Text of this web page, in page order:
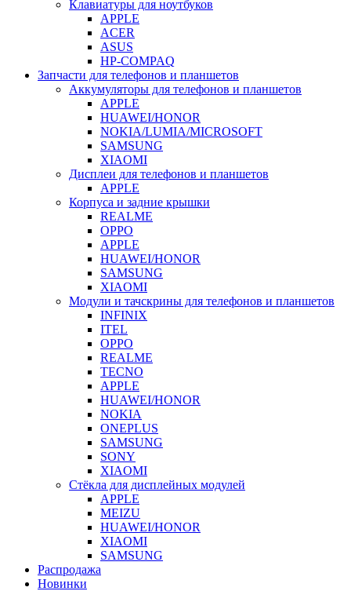
Клавиатуры для ноутбуков
APPLE
ACER
ASUS
HP-COMPAQ
Запчасти для телефонов и планшетов
Аккумуляторы для телефонов и планшетов
APPLE
HUAWEI/HONOR
NOKIA/LUMIA/MICROSOFT
SAMSUNG
XIAOMI
Дисплеи для телефонов и планшетов
APPLE
Корпуса и задние крышки
REALME
OPPO
APPLE
HUAWEI/HONOR
SAMSUNG
XIAOMI
Модули и тачскрины для телефонов и планшетов
INFINIX
ITEL
OPPO
REALME
TECNO
APPLE
HUAWEI/HONOR
NOKIA
ONEPLUS
SAMSUNG
SONY
XIAOMI
Стёкла для дисплейных модулей
APPLE
MEIZU
HUAWEI/HONOR
XIAOMI
SAMSUNG
Распродажа
Новинки